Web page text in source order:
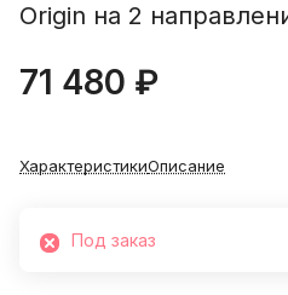
Origin на 2
71 480 ₽
ХарактеристикиОписание
Под заказ